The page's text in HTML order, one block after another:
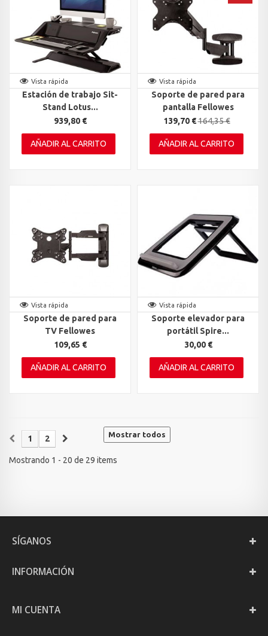
Vista rápida
Estación de trabajo Sit-
Stand Lotus...
939,80 €
AÑADIR AL CARRITO
Vista rápida
Soporte de pared para
pantalla Fellowes
139,70 €164,35 €
AÑADIR AL CARRITO
Vista rápida
Soporte de pared para
TV Fellowes
109,65 €
AÑADIR AL CARRITO
Vista rápida
Soporte elevador para
portátil Spire...
30,00 €
AÑADIR AL CARRITO
Mostrar todos
1 2
Mostrando 1 - 20 de 29 items
SÍGANOS
INFORMACIÓN
MI CUENTA